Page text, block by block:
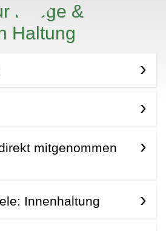
Pflege &
Haltung
mitgenommen
Innenhaltung